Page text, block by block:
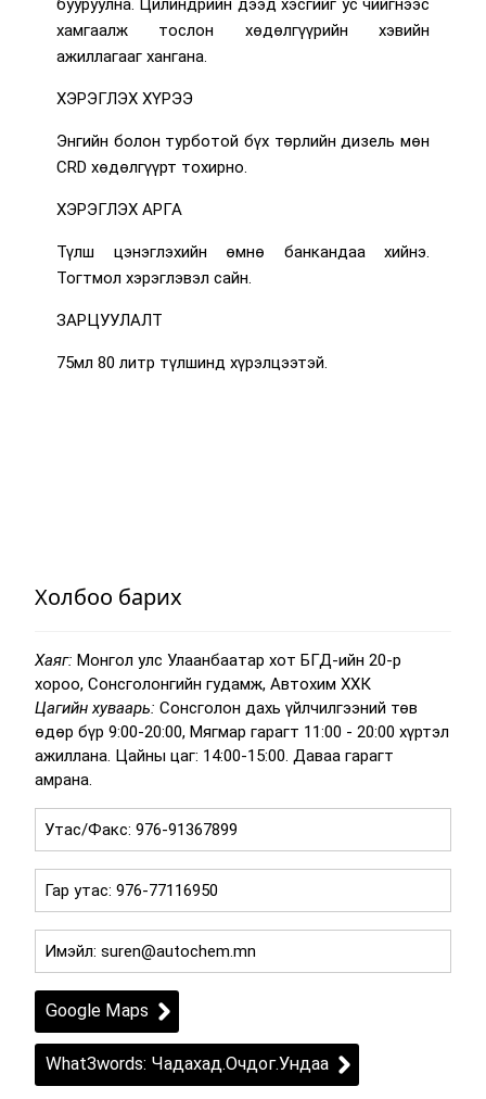
бууруулна. Цилиндрийн дээд хэсгийг ус чийгнээс
хамгаалж тослон хөдөлгүүрийн хэвийн
ажиллагааг хангана.
ХЭРЭГЛЭХ ХҮРЭЭ
Энгийн болон турботой бүх төрлийн дизель мөн
CRD хөдөлгүүрт тохирно.
ХЭРЭГЛЭХ АРГА
Түлш цэнэглэхийн өмнө банкандаа хийнэ.
Тогтмол хэрэглэвэл сайн.
ЗАРЦУУЛАЛТ
75мл 80 литр түлшинд хүрэлцээтэй.
Холбоо барих
Хаяг: Монгол улс Улаанбаатар хот БГД-ийн 20-р
хороо, Сонсголонгийн гудамж, Автохим ХХК
Цагийн хуваарь: Сонсголон дахь үйлчилгээний төв
өдөр бүр 9:00-20:00, Мягмар гарагт 11:00 - 20:00 хүртэл
ажиллана. Цайны цаг: 14:00-15:00. Даваа гарагт
амрана.
Google Maps
What3words: Чадахад.Очдог.Ундаа